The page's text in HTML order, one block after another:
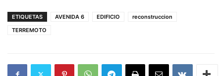
ETIQUETAS AVENIDA 6 EDIFICIO
reconstruccion
TERREMOTO